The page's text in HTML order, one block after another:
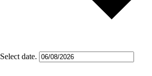
Select date.